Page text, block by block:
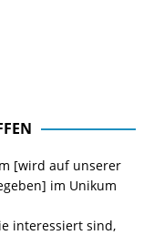
[wird auf unserer
im Unikum
interessiert sind,